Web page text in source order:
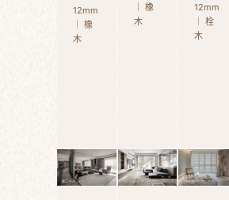
12mm
｜ 橡
木
｜ 橡
木
12mm
｜ 栓
木